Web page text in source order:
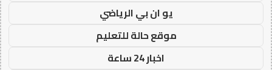
يو ان بي الرياضي
موقع حالة للتعليم
اخبار 24 ساعة